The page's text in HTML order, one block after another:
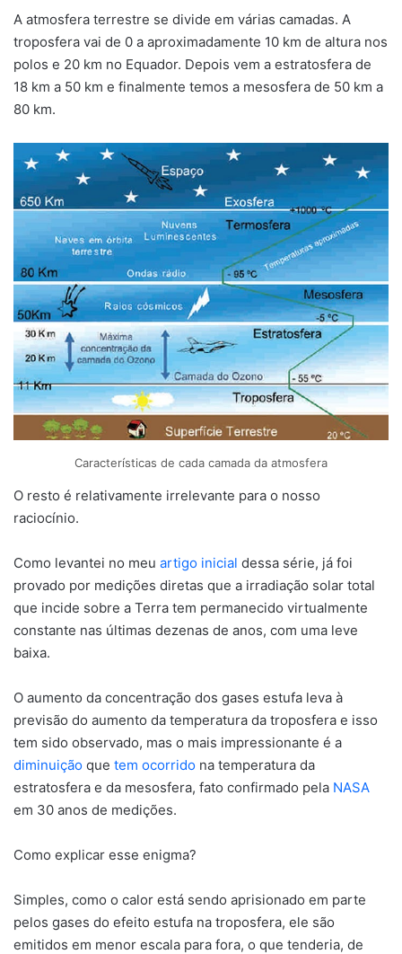
A atmosfera terrestre se divide em várias camadas. A
troposfera vai de 0 a aproximadamente 10 km de altura nos
polos e 20 km no Equador. Depois vem a estratosfera de
18 km a 50 km e finalmente temos a mesosfera de 50 km a
80 km.
Características de cada camada da atmosfera
O resto é relativamente irrelevante para o nosso
raciocínio.
Como levantei no meu artigo inicial dessa série, já foi
provado por medições diretas que a irradiação solar total
que incide sobre a Terra tem permanecido virtualmente
constante nas últimas dezenas de anos, com uma leve
baixa.
O aumento da concentração dos gases estufa leva à
previsão do aumento da temperatura da troposfera e isso
tem sido observado, mas o mais impressionante é a
diminuição que tem ocorrido na temperatura da
estratosfera e da mesosfera, fato confirmado pela NASA
em 30 anos de medições.
Como explicar esse enigma?
Simples, como o calor está sendo aprisionado em parte
pelos gases do efeito estufa na troposfera, ele são
emitidos em menor escala para fora, o que tenderia, de